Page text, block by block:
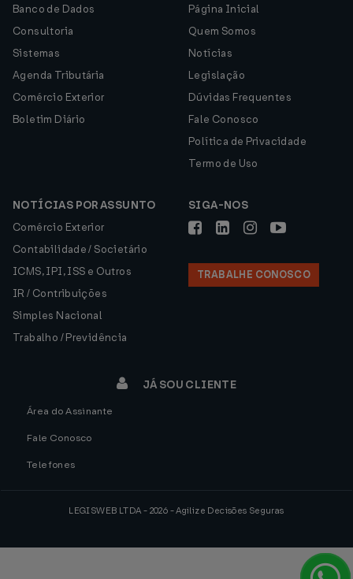
Banco de Dados
Consultoria
Sistemas
Agenda Tributária
Comércio Exterior
Boletim Diário
Página Inicial
Quem Somos
Notícias
Legislação
Dúvidas Frequentes
Fale Conosco
Política de Privacidade
Termo de Uso
NOTÍCIAS POR ASSUNTO
Comércio Exterior
Contabilidade / Societário
ICMS, IPI, ISS e Outros
IR / Contribuições
Simples Nacional
Trabalho / Previdência
SIGA-NOS
TRABALHE CONOSCO
JÁ SOU CLIENTE
Área do Assinante
Fale Conosco
Telefones
LEGISWEB LTDA - 2026 - Agilize Decisões Seguras